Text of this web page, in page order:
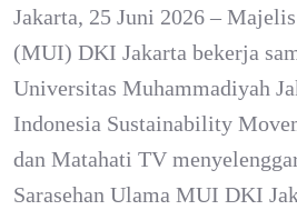
Jakarta, 25 Juni 2026 –
(MUI) DKI Jakarta bekerja
Universitas Muhammadiyah
Indonesia Sustainability
dan Matahati TV
Sarasehan Ulama MUI DKI